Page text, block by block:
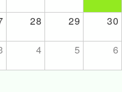
28 29 30
4 5 6